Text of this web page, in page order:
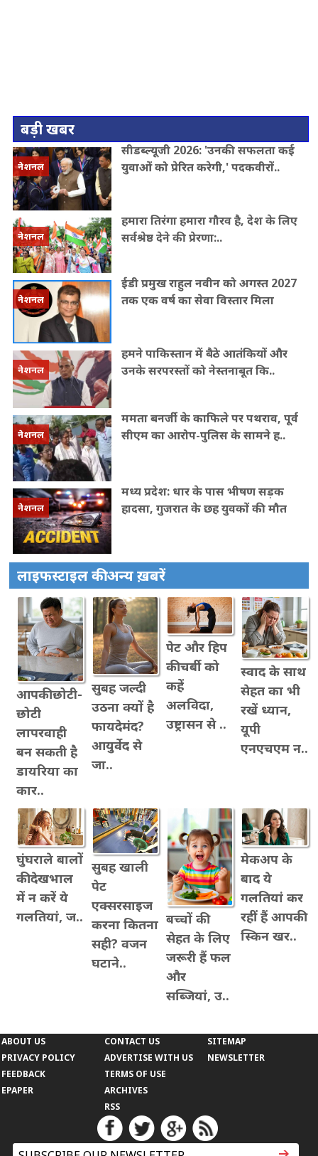
बड़ी खबर
नेशनल
सीडब्ल्यूजी 2026: 'उनकी सफलता कई
युवाओं को प्रेरित करेगी,' पदकवीरों..
नेशनल
हमारा तिरंगा हमारा गौरव है, देश के लिए
सर्वश्रेष्ठ देने की प्रेरणा:..
नेशनल
ईडी प्रमुख राहुल नवीन को अगस्त 2027
तक एक वर्ष का सेवा विस्तार मिला
नेशनल
हमने पाकिस्तान में बैठे आतंकियों और
उनके सरपरस्तों को नेस्तनाबूत कि..
नेशनल
ममता बनर्जी के काफिले पर पथराव, पूर्व
सीएम का आरोप-पुलिस के सामने ह..
नेशनल
मध्य प्रदेश: धार के पास भीषण सड़क
हादसा, गुजरात के छह युवकों की मौत
लाइफस्टाइल की अन्य ख़बरें
आपकी छोटी-
छोटी
लापरवाही
बन सकती है
डायरिया का
कार..
सुबह जल्दी
उठना क्यों है
फायदेमंद?
आयुर्वेद से
जा..
पेट और हिप
की चर्बी को
कहें
अलविदा,
उष्ट्रासन से ..
स्वाद के साथ
सेहत का भी
रखें ध्यान,
यूपी
एनएचएम न..
घुंघराले बालों
की देखभाल
में न करें ये
गलतियां, ज..
सुबह खाली
पेट
एक्सरसाइज
करना कितना
सही? वजन
घटाने..
बच्चों की
सेहत के लिए
जरूरी हैं फल
और
सब्जियां, उ..
मेकअप के
बाद ये
गलतियां कर
रहीं हैं आपकी
स्किन खर..
ABOUT US
PRIVACY POLICY
CONTACT US
ADVERTISE WITH US
SITEMAP
NEWSLETTER
FEEDBACK
EPAPER
TERMS OF USE
ARCHIVES
RSS